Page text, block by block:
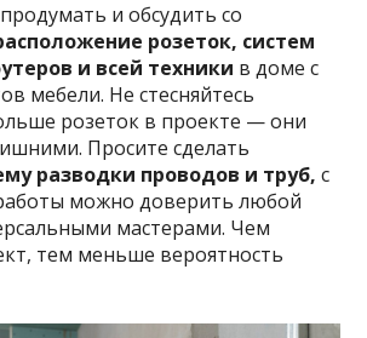
и обсудить со
розеток, систем
и всей техники в доме с
мебели. Не стесняйтесь
розеток в проекте — они
Просите сделать
разводки проводов и труб, с
можно доверить любой
мастерами. Чем
тем меньше вероятность